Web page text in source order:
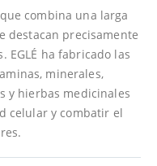
combina una larga
destacan precisamente
EGLÉ ha fabricado las
minerales,
y hierbas medicinales
celular y combatir el